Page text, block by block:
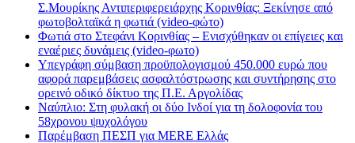
Σ.Μουρίκης Αντιπεριφερειάρχης Κορινθίας: Ξεκίνησε από
φωτοβολταϊκά η φωτιά (video-φώτο)
Φωτιά στο Στεφάνι Κορινθίας – Ενισχύθηκαν οι επίγειες και
εναέριες δυνάμεις (video-φωτο)
Υπεγράφη σύμβαση προϋπολογισμού 450.000 ευρώ που
αφορά παρεμβάσεις ασφαλτόστρωσης και συντήρησης στο
ορεινό οδικό δίκτυο της Π.Ε. Αργολίδας
Ναύπλιο: Στη φυλακή οι δύο Ινδοί για τη δολοφονία του
58χρονου ψυχολόγου
Παρέμβαση ΠΕΣΠ για MERE Ελλάς